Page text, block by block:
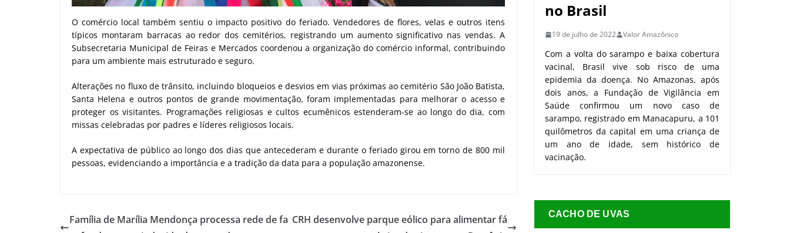
O comércio local também sentiu o impacto positivo do feriado. Vendedores de flores, velas e outros itens
típicos montaram barracas ao redor dos cemitérios, registrando um aumento significativo nas vendas. A
Subsecretaria Municipal de Feiras e Mercados coordenou a organização do comércio informal, contribuindo
para um ambiente mais estruturado e seguro.
Alterações no fluxo de trânsito, incluindo bloqueios e desvios em vias próximas ao cemitério São João Batista,
Santa Helena e outros pontos de grande movimentação, foram implementadas para melhorar o acesso e
proteger os visitantes. Programações religiosas e cultos ecumênicos estenderam-se ao longo do dia, com
missas celebradas por padres e líderes religiosos locais.
A expectativa de público ao longo dos dias que antecederam e durante o feriado girou em torno de 800 mil
pessoas, evidenciando a importância e a tradição da data para a população amazonense.
Família de Marília Mendonça processa rede de fa CRH desenvolve parque eólico para alimentar fá
no Brasil
19 de julho de 2022 Valor Amazônico
Com a volta do sarampo e baixa cobertura
vacinal, Brasil vive sob risco de uma
epidemia da doença. No Amazonas, após
dois anos, a Fundação de Vigilância em
Saúde confirmou um novo caso de
sarampo, registrado em Manacapuru, a 101
quilômetros da capital em uma criança de
um ano de idade, sem histórico de
vacinação.
CACHO DE UVAS